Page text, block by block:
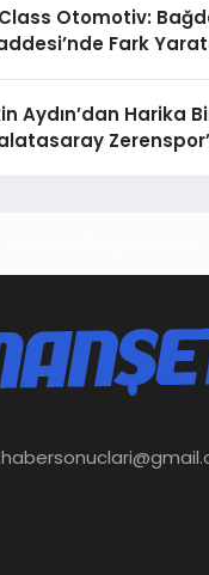
Otomotiv:
Fark
Aydın’dan Harika